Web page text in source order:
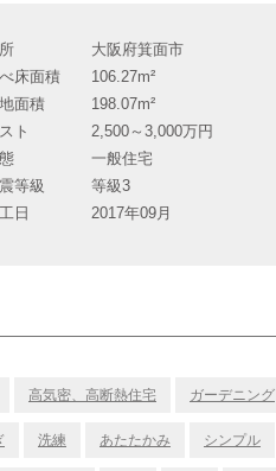
大阪府箕面市
床面積
106.27m²
面積
198.07m²
ト
2,500～3,000万円
一般住宅
等級
等級3
日
2017年09月
高気密、高断熱住宅 ガーデニング
洗練 あたたかみ シンプル